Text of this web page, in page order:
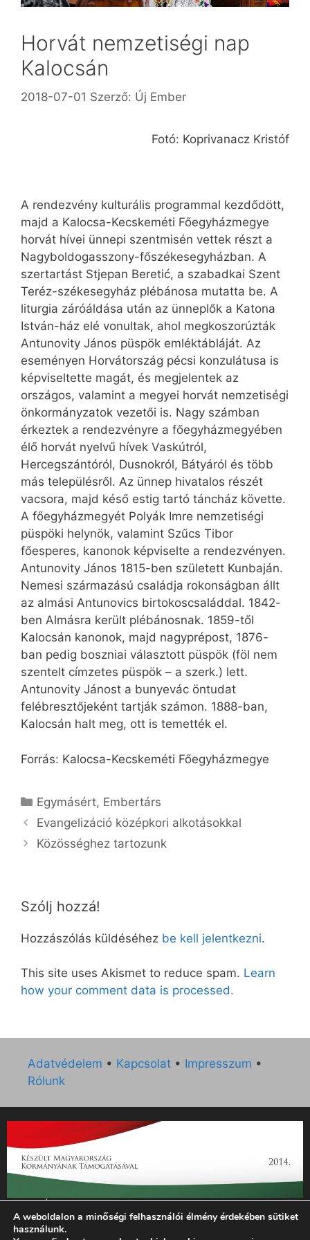
Horvát nemzetiségi nap
Kalocsán
2018-07-01 Szerző: Új Ember
Fotó: Koprivanacz Kristóf
A rendezvény kulturális programmal kezdődött,
majd a Kalocsa-Kecskeméti Főegyházmegye
horvát hívei ünnepi szentmisén vettek részt a
Nagyboldogasszony-főszékes­egyházban. A
szertartást Stjepan Beretić, a szabadkai Szent
Teréz-székesegyház plébánosa mutatta be. A
liturgia záróáldása után az ünneplők a Katona
István-ház elé vonultak, ahol megkoszorúzták
Antunovity János püspök emléktábláját. Az
eseményen Horvátország pécsi konzulátusa is
képviseltette magát, és megjelentek az
országos, valamint a megyei horvát nemzetiségi
önkormányzatok vezetői is. Nagy számban
érkeztek a rendezvényre a főegyházmegyében
élő horvát nyelvű hívek Vaskútról,
Hercegszántóról, Dusnokról, Bátyáról és több
más településről. Az ünnep hivatalos részét
vacsora, majd késő estig tartó táncház követte.
A főegyházmegyét Polyák Imre nemzetiségi
püspöki helynök, valamint Szűcs Tibor
főesperes, kanonok képviselte a rendezvényen.
Antunovity János 1815-ben született Kunbaján.
Nemesi származású családja rokonságban állt
az almási Antunovics birtokoscsaláddal. 1842-
ben Almásra került plébánosnak. 1859-től
Kalocsán kanonok, majd nagyprépost, 1876-
ban pedig boszniai választott püspök (föl nem
szentelt címzetes püspök – a szerk.) lett.
Antunovity Jánost a bunyevác öntudat
felébresztőjeként tartják számon. 1888-ban,
Kalocsán halt meg, ott is temették el.
Forrás: Kalocsa-Kecskeméti Főegyházmegye
Kategória
Egymásért, Embertárs
Evangelizáció középkori alkotásokkal
Közösséghez tartozunk
Szólj hozzá!
Hozzászólás küldéséhez be kell jelentkezni.
This site uses Akismet to reduce spam. Learn
how your comment data is processed.
Adatvédelem • Kapcsolat • Impresszum •
Rólunk
„Az Új Ember katolikus hetilap 2014. évi működésének
támogatását az EGYH-KCP-14-P-0121 sz. támogatási
szerződés keretében 3 000 000 Ft összegben támogatta az
A weboldalon a minőségi felhasználói élmény érdekében sütiket
használunk.